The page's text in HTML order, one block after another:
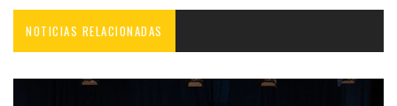
NOTICIAS RELACIONADAS